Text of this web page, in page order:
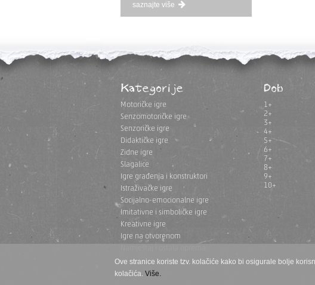
Ove stranice koriste tzv. kolačiće kako bi osigurale bolje
kolačića. Više.
saznajte više
Kategorije
Motoričke igre
Senzomotoričke igre
Senzoričke igre
Didaktičke igre
Zidne igre
Slagalice
Igre građenja i konstruktori
Istraživačke igre
Socijalno-emocionalne igre
Imitativne i simboličke igre
Kreativne igre
Igre na otvorenom
Dob
1+
2+
3+
4+
5+
6+
7+
8+
9+
10+